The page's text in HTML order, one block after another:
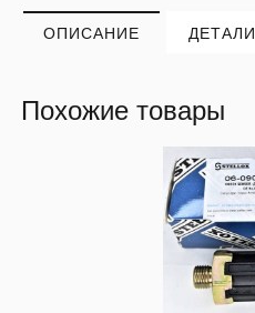
ОПИСАНИЕ ДЕТАЛИ
Похожие товары